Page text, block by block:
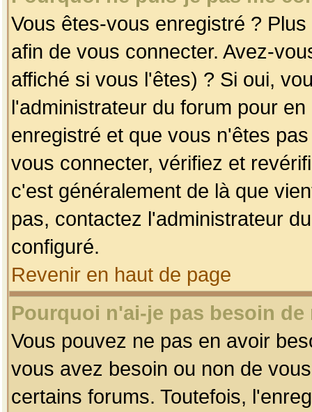
Vous êtes-vous enregistré ?
afin de vous connecter. Avez-
affiché si vous l'êtes) ? Si oui,
l'administrateur du forum pour
enregistré et que vous n'êtes
vous connecter, vérifiez et
c'est généralement de là que
pas, contactez l'administrateur
configuré.
Revenir en haut de page
Pourquoi n'ai-je pas besoin
Vous pouvez ne pas en avoir
vous avez besoin ou non de
certains forums. Toutefois,